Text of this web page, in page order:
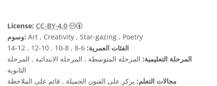
License: CC-BY-4.0
وسوم: Art , Creativity , Star-gazing , Poetry
الفئات العمرية:
المرحلة التعليمية: المرحلة المتوسطة , المرحلة الابتدائية , المرحلة
الثانوية
مجالات التعلم: يركز على الفنون الجميلة , قائم على الملاحظة